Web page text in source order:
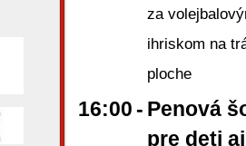
za
ihriskom na
ploche
16:00 - Penová
pre deti aj